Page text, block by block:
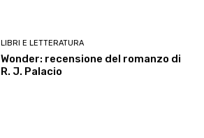
LIBRI E LETTERATURA
Wonder: recensione del romanzo di
R. J. Palacio